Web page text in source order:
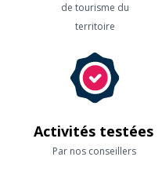
de tourisme du
territoire
Activités testées
Par nos conseillers